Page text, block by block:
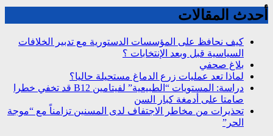
أحدث المقالات
كيف نحافظ على المؤسسات الدستورية مع تدبير الخلافات
السياسية قبل وبعد الإنتخابات ؟
بلاغ صحفي
لماذا تعد عمليات زرع الدماغ مستحيلة حاليا؟
دراسة: المستويات “الطبيعية” لفيتامين B12 قد تخفي خطرا
صامتا على أدمغة كبار السن
تحذيرات من مخاطر الاجتفاف لدى المسنين تزامناً مع “موجة
الحر”